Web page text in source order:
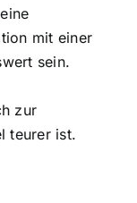
mit einer
sein.
zur
teurer ist.